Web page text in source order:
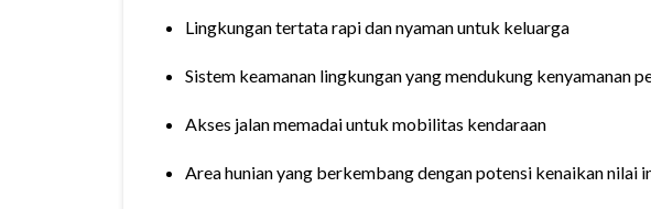
Lingkungan tertata rapi dan nyaman untuk keluarga
Sistem keamanan lingkungan yang mendukung kenyamanan
Akses jalan memadai untuk mobilitas kendaraan
Area hunian yang berkembang dengan potensi kenaikan nilai